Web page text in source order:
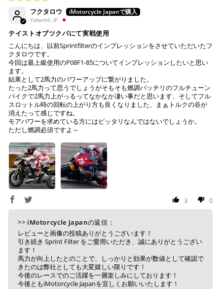
コンビニ決済(事前決済)
入金確認が取れ次第、商品を手配させて頂きます。
店内端末にて操作後、レジにてお支払いください。
※ 支払期限はご注文日より7日以内とさせて頂いてお
り、万が一過ぎてしまった場合は自動でご注文はキャン
セルとなります。
※ 税込300,000円以上のお買い物の際にはご利用頂けま
せん。
※ お支払いは現金のみとなります。
銀行振込 (事前決済)
ご注文時に情報をお知らせ致しますので、指定の口座に
お振り込みください。
入金確認が取れ次第、商品を手配させて頂きます。
※ お支払期限はご注文日より7日以内とさせて頂いてお
フクタロウ
Yabechō, JP
テイストオブツクバにて実戦使用
こんにちは、以前Sprintfilterのインプレッションをさせていただいたフ
クタロウです。
今回は最上級使用のP08F1-85についてインプレッションしたいと思い
ます。
結果として2馬力のパワーアップに繋がりました。
たった2馬力って思うでしょうがそもそも燃調バッチリのフルチューン
バイクで2馬力上がっるってなかなか凄い事だと思います、そしてフル
スロットル時の回転の上がり方も良くなりました、まぁトルクの谷が
消えたって感じですね。
モアパワーを求めている方にはピッタリなんではないでしょうか。
ただし燃調必須ですよ～
3 0
>> iMotorcycle Japanの返信：
レビューと画像の投稿ありがとうございます！
引き続き Sprint Filter をご愛用いただき、誠にありがとうござい
ます！
馬力が向上したとのことで、しっかりと効果が数値として確認で
きたのは弊社としても大変嬉しい限りです！
今後のレースでのご活躍を一層楽しみにしております！
今後ともiMotorcycle Japanを宜しくお願いいたします！